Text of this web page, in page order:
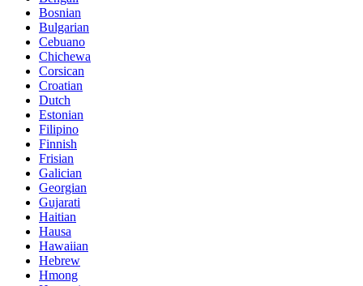
Bosnian
Bulgarian
Cebuano
Chichewa
Corsican
Croatian
Dutch
Estonian
Filipino
Finnish
Frisian
Galician
Georgian
Gujarati
Haitian
Hausa
Hawaiian
Hebrew
Hmong